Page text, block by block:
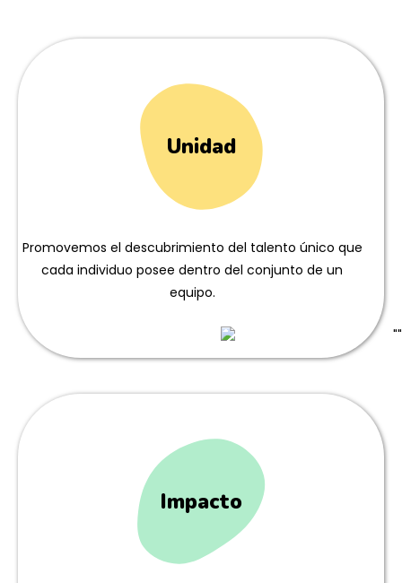
Unidad
Promovemos el descubrimiento del talento único que
cada individuo posee dentro del conjunto de un
equipo.
Impacto